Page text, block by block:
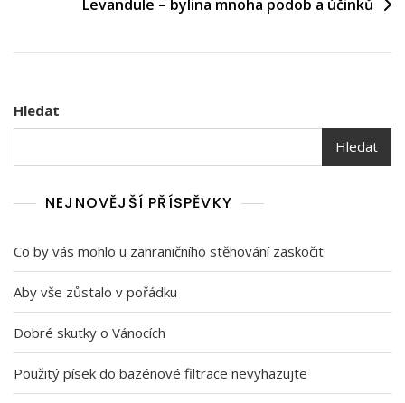
příspěvekLevandule – bylina mnoha podob a účinků
Hledat
Hledat
NEJNOVĚJŠÍ PŘÍSPĚVKY
Co by vás mohlo u zahraničního stěhování zaskočit
Aby vše zůstalo v pořádku
Dobré skutky o Vánocích
Použitý písek do bazénové filtrace nevyhazujte